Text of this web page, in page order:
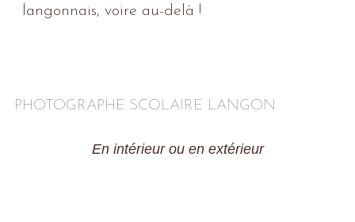
langonnais, voire au-delà !
PHOTOGRAPHE SCOLAIRE LANGON
En intérieur ou en extérieur